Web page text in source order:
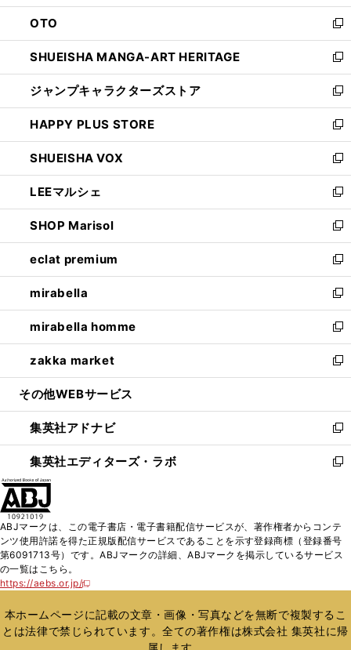
ウ
で
開
く
ン
ド
ウ
で
開
く
OTO
新
し
い
ウ
ィ
ン
ド
ウ
で
開
く
SHUEISHA MANGA-ART HERITAGE
新
し
い
ウ
ィ
ン
ド
ウ
で
開
く
ジャンプキャラクターズストア
新
し
い
ウ
ィ
ン
ド
ウ
で
開
く
HAPPY PLUS STORE
新
し
い
ウ
ィ
ン
ド
ウ
で
開
く
SHUEISHA VOX
新
し
い
ウ
ィ
ン
ド
ウ
で
開
く
LEEマルシェ
新
し
い
ウ
ィ
ン
ド
ウ
で
開
く
SHOP Marisol
新
し
い
ウ
ィ
ン
ド
ウ
で
開
eclat premium
新
し
い
ウ
ィ
ン
ド
ウ
開
く
mirabella
新
し
い
ウ
ィ
ン
ウ
で
開
く
mirabella homme
新
し
い
ウ
ン
ド
ウ
で
zakka market
新
し
ウ
ィ
ン
ド
く
その他WEBサービス
集英社アドナビ
新
し
い
ド
ウ
で
集英社エディターズ・ラボ
新
ィ
ン
ド
開
く
ABJマークは、この電子書店・電子書籍配信サービスが、著作権者からコンテ
ンツ使用許諾を得た正規版配信サービスであることを示す登録商標（登録番号
第6091713号）です。ABJマークの詳細、ABJマークを掲示しているサービス
の一覧はこちら。
https://aebs.or.jp/
新
い
ウ
ィ
本ホームページに記載の文章・画像・写真などを無断で複製するこ
とは法律で禁じられています。全ての著作権は株式会社 集英社に帰